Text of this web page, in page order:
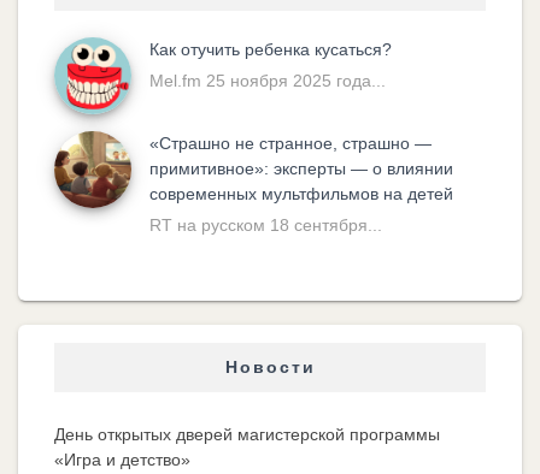
Как отучить ребенка кусаться?
Mel.fm 25 ноября 2025 года...
«Cтрашно не странное, страшно —
примитивное»: эксперты — о влиянии
современных мультфильмов на детей
RT на русском 18 сентября...
Новости
День открытых дверей магистерской программы
«Игра и детство»